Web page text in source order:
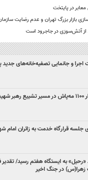
در پایتخت
بازار بزرگ تهران و عدم رضایت
آتش‌سوزی در جاجرود است
اجرا و جانمایی تصفیه‌خانه‌های جدید
شهید
جلسه قرارگاه خدمت به زائران
«رحیل» به ایستگاه هفتم رسید/ تقدیر
در جنگ اخیر